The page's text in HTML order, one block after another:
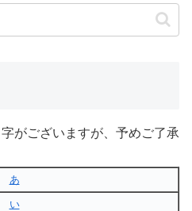
がございますが、予めご了承
あ
い